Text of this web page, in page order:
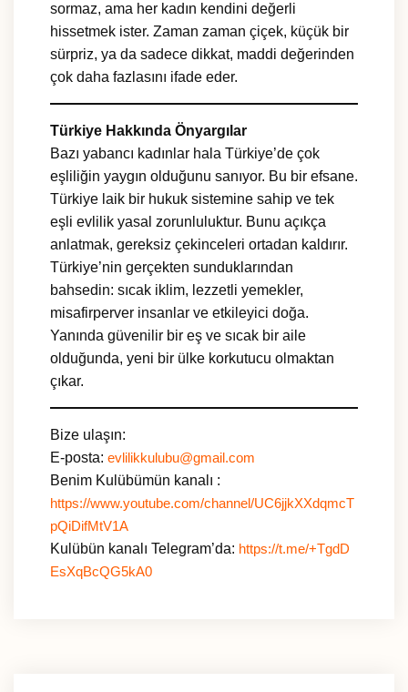
sormaz, ama her kadın kendini değerli
hissetmek ister. Zaman zaman çiçek, küçük bir
sürpriz, ya da sadece dikkat, maddi değerinden
çok daha fazlasını ifade eder.
Türkiye Hakkında Önyargılar
Bazı yabancı kadınlar hala Türkiye’de çok
eşliliğin yaygın olduğunu sanıyor. Bu bir efsane.
Türkiye laik bir hukuk sistemine sahip ve tek
eşli evlilik yasal zorunluluktur. Bunu açıkça
anlatmak, gereksiz çekinceleri ortadan kaldırır.
Türkiye’nin gerçekten sunduklarından
bahsedin: sıcak iklim, lezzetli yemekler,
misafirperver insanlar ve etkileyici doğa.
Yanında güvenilir bir eş ve sıcak bir aile
olduğunda, yeni bir ülke korkutucu olmaktan
çıkar.
Bize ulaşın:
E-posta: evlilikkulubu@gmail.com
Benim Kulübümün kanalı :
https://www.youtube.com/channel/UC6jjkXXdqmcT
pQiDifMtV1A
Kulübün kanalı Telegram’da: https://t.me/+TgdD
EsXqBcQG5kA0